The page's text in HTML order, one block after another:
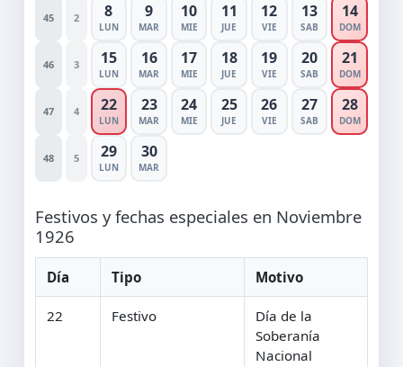
45 2 8
LUN
9
MAR
10
MIE
11
JUE
12
VIE
13
SAB
14
DOM
46 3 15
LUN
16
MAR
17
MIE
18
JUE
19
VIE
20
SAB
21
DOM
47 4 22
LUN
23
MAR
24
MIE
25
JUE
26
VIE
27
SAB
28
DOM
48 5 29
LUN
30
MAR
Festivos y fechas especiales en Noviembre
1926
Día Tipo Motivo
22 Festivo
Día de la
Soberanía
Nacional